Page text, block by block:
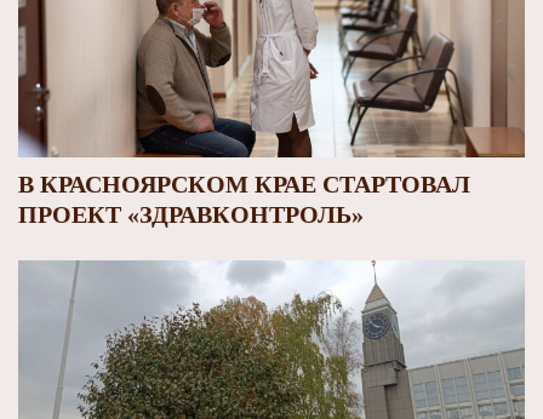
В КРАСНОЯРСКОМ КРАЕ СТАРТОВАЛ
ПРОЕКТ «ЗДРАВКОНТРОЛЬ»